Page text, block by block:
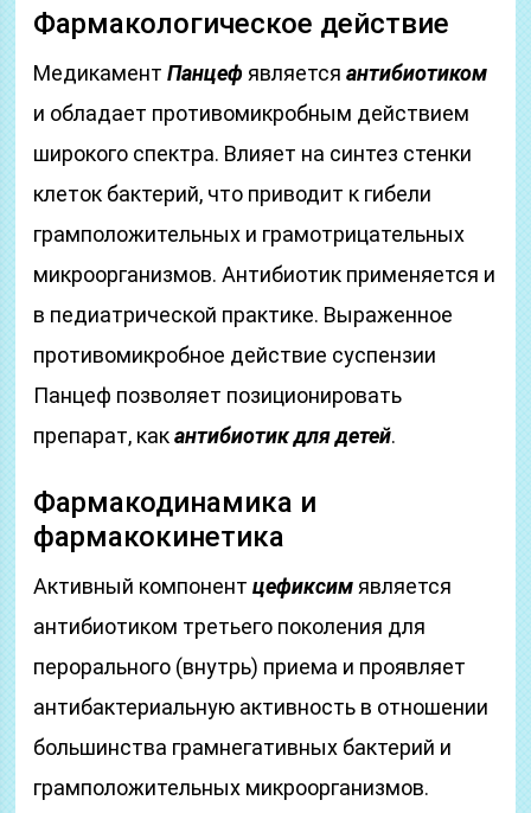
Фармакологическое действие
МедикаментПанцеф являетсяантибиотиком
и обладает противомикробным действием
широкого спектра. Влияет на синтез стенки
клеток бактерий, что приводит к гибели
грамположительных и грамотрицательных
микроорганизмов. Антибиотик применяется и
в педиатрической практике. Выраженное
противомикробное действие суспензии
Панцеф позволяет позиционировать
препарат, какантибиотик для детей.
Фармакодинамика и
фармакокинетика
Активный компонентцефиксим является
антибиотиком третьего поколения для
перорального (внутрь) приема и проявляет
антибактериальную активность в отношении
большинства грамнегативных бактерий и
грамположительных микроорганизмов.